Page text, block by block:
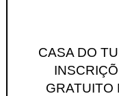
CASA DO
GRATUITO